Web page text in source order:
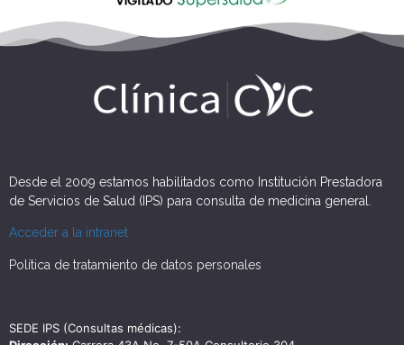
Desde el 2009 estamos habilitados como Institución Prestadora
de Servicios de Salud (IPS) para consulta de medicina general.
Acceder a la intranet
Política de tratamiento de datos personales
SEDE IPS (Consultas médicas):